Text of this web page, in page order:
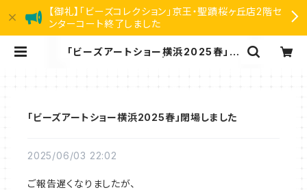
【御礼】「ビーズコレクション」京王・聖蹟桜ヶ丘店2階セ
ンターコート終了しました
「ビーズアートショー横浜2025春」閉
「ビーズアートショー横浜2025春」閉場しました
2025/06/03 22:02
ご報告遅くなりましたが、